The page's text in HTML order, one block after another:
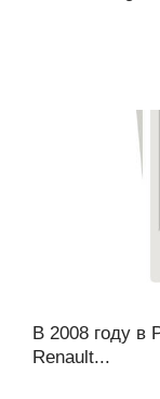
В 2008 году в
Renault...